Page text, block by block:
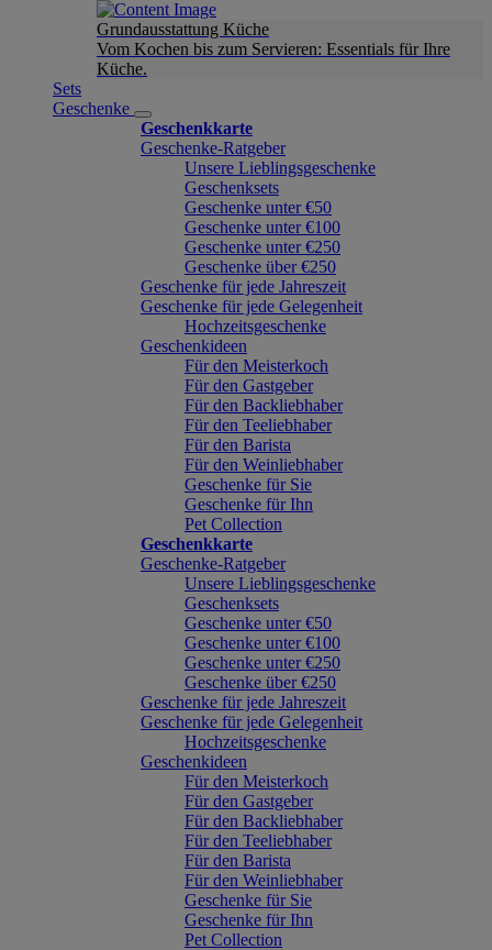
Grundausstattung Küche
Vom Kochen bis zum Servieren: Essentials für Ihre
Küche.
Sets
Geschenke
Geschenkkarte
Geschenke-Ratgeber
Unsere Lieblingsgeschenke
Geschenksets
Geschenke unter €50
Geschenke unter €100
Geschenke unter €250
Geschenke über €250
Geschenke für jede Jahreszeit
Geschenke für jede Gelegenheit
Hochzeitsgeschenke
Geschenkideen
Für den Meisterkoch
Für den Gastgeber
Für den Backliebhaber
Für den Teeliebhaber
Für den Barista
Für den Weinliebhaber
Geschenke für Sie
Geschenke für Ihn
Pet Collection
Geschenkkarte
Geschenke-Ratgeber
Unsere Lieblingsgeschenke
Geschenksets
Geschenke unter €50
Geschenke unter €100
Geschenke unter €250
Geschenke über €250
Geschenke für jede Jahreszeit
Geschenke für jede Gelegenheit
Hochzeitsgeschenke
Geschenkideen
Für den Meisterkoch
Für den Gastgeber
Für den Backliebhaber
Für den Teeliebhaber
Für den Barista
Für den Weinliebhaber
Geschenke für Sie
Geschenke für Ihn
Pet Collection